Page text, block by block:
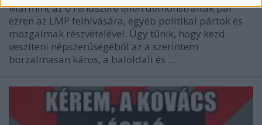
Mármint az ő rendszere ellen demonstráltak pár
ezren az LMP felhívására, egyéb politikai pártok és
mozgalmak részvételével. Úgy tűnik, hogy kezd
veszíteni népszerűségéből az a szerintem
borzalmasan káros, a baloldali és …